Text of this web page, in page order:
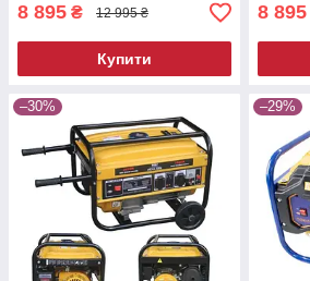
8 895 ₴ 12 995 ₴
Купити
8 895
–30% –29%